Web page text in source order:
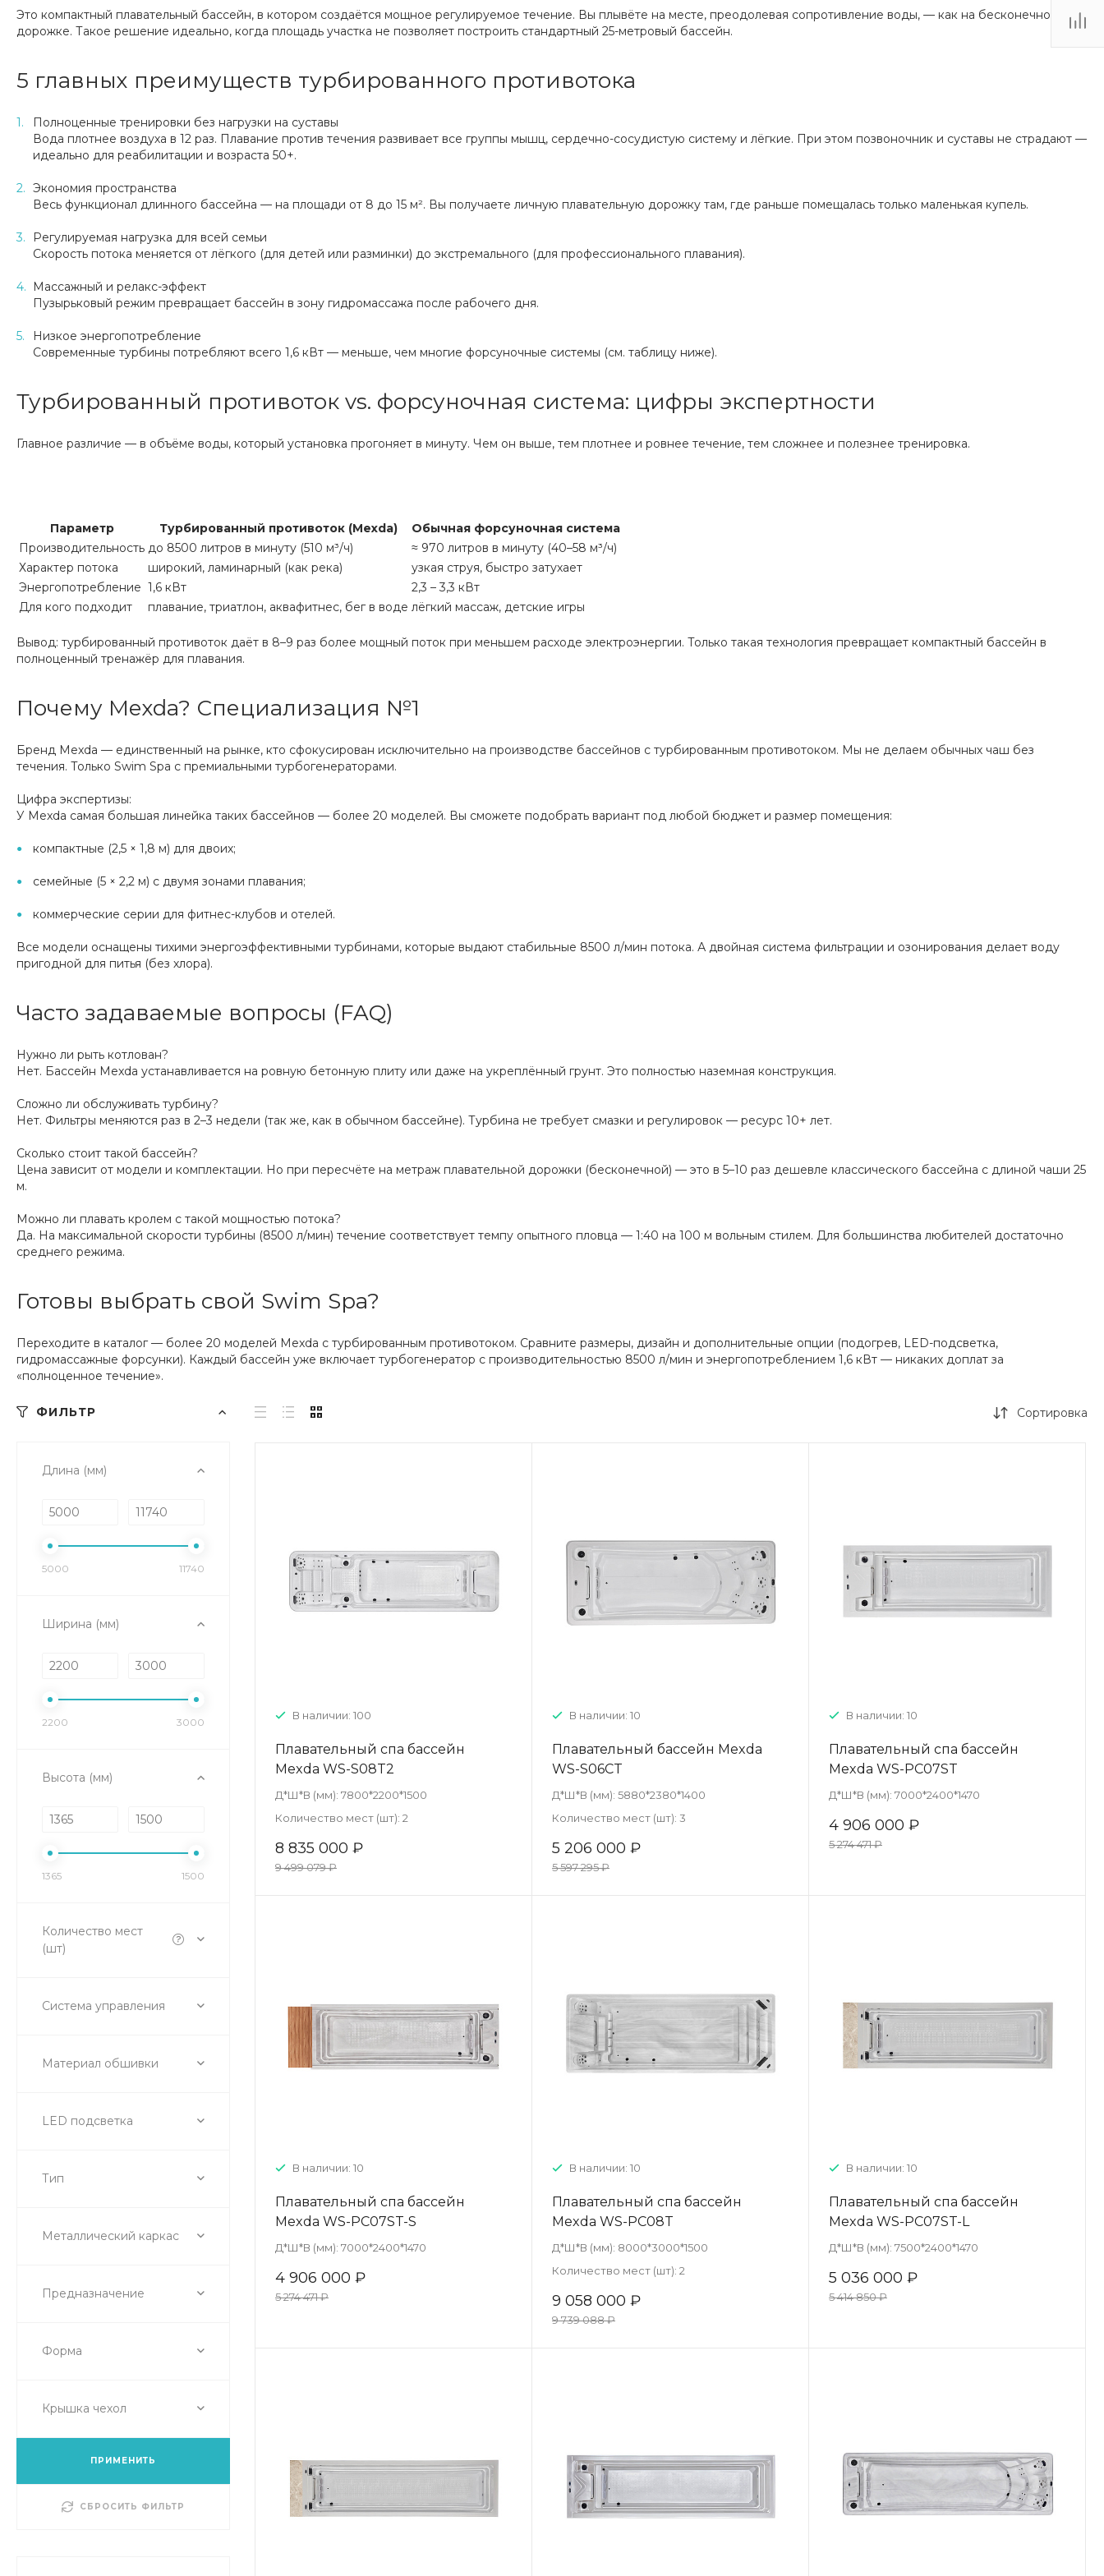
"Ривьера", ул.
Это компактный плавательный бассейн, в котором создаётся мощное регулируемое течение. Вы плывёте на месте, преодолевая сопротивление воды, — как на бесконечной
дорожке. Такое решение идеально, когда площадь участка не позволяет построить стандартный 25-метровый бассейн.
5 главных преимуществ турбированного противотока
Полноценные тренировки без нагрузки на суставы
Вода плотнее воздуха в 12 раз. Плавание против течения развивает все группы мышц, сердечно-сосудистую систему и лёгкие. При этом позвоночник и суставы не страдают —
идеально для реабилитации и возраста 50+.
Экономия пространства
Весь функционал длинного бассейна — на площади от 8 до 15 м². Вы получаете личную плавательную дорожку там, где раньше помещалась только маленькая купель.
Регулируемая нагрузка для всей семьи
Скорость потока меняется от лёгкого (для детей или разминки) до экстремального (для профессионального плавания).
Массажный и релакс-эффект
Пузырьковый режим превращает бассейн в зону гидромассажа после рабочего дня.
Низкое энергопотребление
Современные турбины потребляют всего 1,6 кВт — меньше, чем многие форсуночные системы (см. таблицу ниже).
Турбированный противоток vs. форсуночная система: цифры экспертности
Главное различие — в объёме воды, который установка прогоняет в минуту. Чем он выше, тем плотнее и ровнее течение, тем сложнее и полезнее тренировка.
Параметр Турбированный противоток (Mexda)
Обычная форсуночная система
Производительность до 8500 литров в минуту (510 м³/ч)
≈ 970 литров в минуту (40–58 м³/ч)
Характер потока
широкий, ламинарный (как река)
узкая струя, быстро затухает
Энергопотребление 1,6 кВт
2,3 – 3,3 кВт
Для кого подходит
плавание, триатлон, аквафитнес, бег в воде лёгкий массаж, детские игры
Вывод: турбированный противоток даёт в 8–9 раз более мощный поток при меньшем расходе электроэнергии. Только такая технология превращает компактный бассейн в
полноценный тренажёр для плавания.
Почему Mexda? Специализация №1
Бренд Mexda — единственный на рынке, кто сфокусирован исключительно на производстве бассейнов с турбированным противотоком. Мы не делаем обычных чаш без
течения. Только Swim Spa с премиальными турбогенераторами.
Цифра экспертизы:
У Mexda самая большая линейка таких бассейнов — более 20 моделей. Вы сможете подобрать вариант под любой бюджет и размер помещения:
компактные (2,5 × 1,8 м) для двоих;
семейные (5 × 2,2 м) с двумя зонами плавания;
коммерческие серии для фитнес-клубов и отелей.
Все модели оснащены тихими энергоэффективными турбинами, которые выдают стабильные 8500 л/мин потока. А двойная система фильтрации и озонирования делает воду
пригодной для питья (без хлора).
Часто задаваемые вопросы (FAQ)
Нужно ли рыть котлован?
Нет. Бассейн Mexda устанавливается на ровную бетонную плиту или даже на укреплённый грунт. Это полностью наземная конструкция.
Сложно ли обслуживать турбину?
Нет. Фильтры меняются раз в 2–3 недели (так же, как в обычном бассейне). Турбина не требует смазки и регулировок — ресурс 10+ лет.
Сколько стоит такой бассейн?
Цена зависит от модели и комплектации. Но при пересчёте на метраж плавательной дорожки (бесконечной) — это в 5–10 раз дешевле классического бассейна с длиной чаши 25
м.
Можно ли плавать кролем с такой мощностью потока?
Да. На максимальной скорости турбины (8500 л/мин) течение соответствует темпу опытного пловца — 1:40 на 100 м вольным стилем. Для большинства любителей достаточно
среднего режима.
Готовы выбрать свой Swim Spa?
Переходите в каталог — более 20 моделей Mexda с турбированным противотоком. Сравните размеры, дизайн и дополнительные опции (подогрев, LED-подсветка,
гидромассажные форсунки). Каждый бассейн уже включает турбогенератор с производительностью 8500 л/мин и энергопотреблением 1,6 кВт — никаких доплат за
«полноценное течение».
ФИЛЬТР
Длина (мм)
5000 11740
Ширина (мм)
2200 3000
Высота (мм)
1365 1500
Количество мест
(шт)
Система управления
Материал обшивки
LED подсветка
Тип
Металлический каркас
Предназначение
Форма
Крышка чехол
ПРИМЕНИТЬ
СБРОСИТЬ ФИЛЬТР
Сортировка
В наличии: 100
Плавательный спа бассейн
Mexda WS-S08T2
Д*Ш*В (мм): 7800*2200*1500
Количество мест (шт): 2
8 835 000 ₽
9 499 079 ₽
В наличии: 10
Плавательный бассейн Mexda
WS-S06CT
Д*Ш*В (мм): 5880*2380*1400
Количество мест (шт): 3
5 206 000 ₽
5 597 295 ₽
В наличии: 10
Плавательный спа бассейн
Mexda WS-PC07ST
Д*Ш*В (мм): 7000*2400*1470
4 906 000 ₽
5 274 471 ₽
В наличии: 10
Плавательный спа бассейн
Mexda WS-PC07ST-S
Д*Ш*В (мм): 7000*2400*1470
4 906 000 ₽
5 274 471 ₽
В наличии: 10
Плавательный спа бассейн
Mexda WS-PC08T
Д*Ш*В (мм): 8000*3000*1500
Количество мест (шт): 2
9 058 000 ₽
9 739 088 ₽
В наличии: 10
Плавательный спа бассейн
Mexda WS-PC07ST-L
Д*Ш*В (мм): 7500*2400*1470
5 036 000 ₽
5 414 850 ₽